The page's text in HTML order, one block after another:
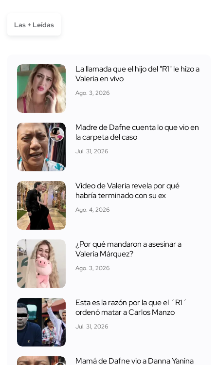
Las + Leídas
La llamada que el hijo del "R1" le hizo a
Valeria en vivo
Ago. 3, 2026
Madre de Dafne cuenta lo que vio en
la carpeta del caso
Jul. 31, 2026
Video de Valeria revela por qué
habría terminado con su ex
Ago. 4, 2026
¿Por qué mandaron a asesinar a
Valeria Márquez?
Ago. 3, 2026
Esta es la razón por la que el ´R1´
ordenó matar a Carlos Manzo
Jul. 31, 2026
Mamá de Dafne vio a Danna Yanina